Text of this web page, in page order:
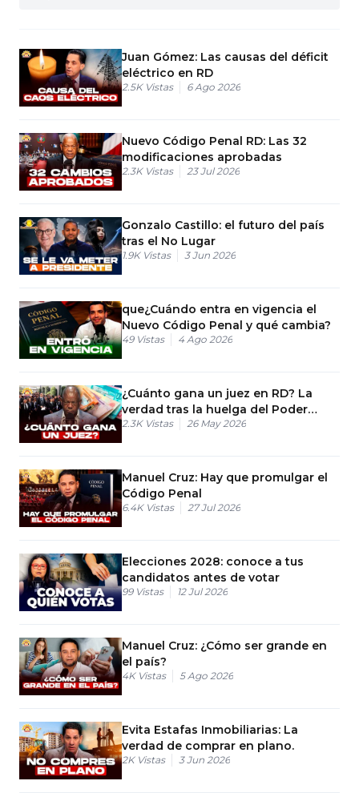
Juan Gómez: Las causas del déficit
eléctrico en RD
2.5K Vistas 6 Ago 2026
Nuevo Código Penal RD: Las 32
modificaciones aprobadas
2.3K Vistas 23 Jul 2026
Gonzalo Castillo: el futuro del país
tras el No Lugar
1.9K Vistas 3 Jun 2026
que¿Cuándo entra en vigencia el
Nuevo Código Penal y qué cambia?
49 Vistas 4 Ago 2026
¿Cuánto gana un juez en RD? La
verdad tras la huelga del Poder
Judicial
2.3K Vistas 26 May 2026
Manuel Cruz: Hay que promulgar el
Código Penal
6.4K Vistas 27 Jul 2026
Elecciones 2028: conoce a tus
candidatos antes de votar
99 Vistas 12 Jul 2026
Manuel Cruz: ¿Cómo ser grande en
el país?
4K Vistas 5 Ago 2026
Evita Estafas Inmobiliarias: La
verdad de comprar en plano.
2K Vistas 3 Jun 2026